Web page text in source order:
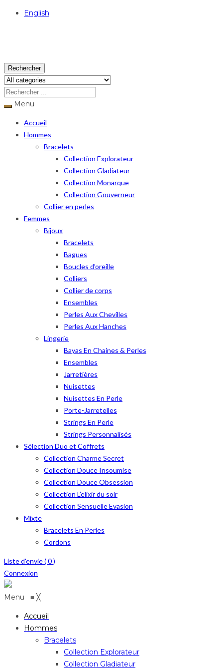
English
Rechercher
Menu
Accueil
Hommes
Bracelets
Collection Explorateur
Collection Gladiateur
Collection Monarque
Collection Gouverneur
Collier en perles
Femmes
Bijoux
Bracelets
Bagues
Boucles d’oreille
Colliers
Collier de corps
Ensembles
Perles Aux Chevilles
Perles Aux Hanches
Lingerie
Bayas En Chaines & Perles
Ensembles
Jarretières
Nuisettes
Nuisettes En Perle
Porte-Jarretelles
Strings En Perle
Strings Personnalisés
Sélection Duo et Coffrets
Collection Charme Secret
Collection Douce Insoumise
Collection Douce Obsession
Collection L’elixir du soir
Collection Sensuelle Evasion
Mixte
Bracelets En Perles
Cordons
Liste d'envie (0)
Connexion
Menu ≡ ╳
Accueil
Hommes
Bracelets
Collection Explorateur
Collection Gladiateur